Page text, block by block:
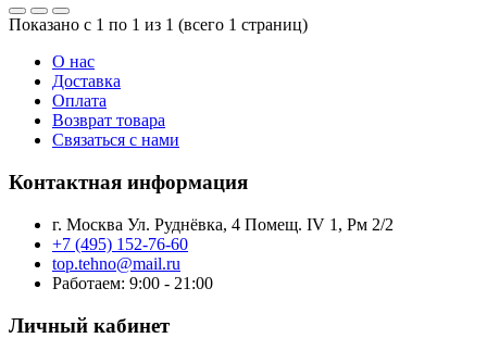
Показано с 1 по 1 из 1 (всего 1 страниц)
О нас
Доставка
Оплата
Возврат товара
Связаться с нами
Контактная информация
г. Москва Ул. Руднёвка, 4 Помещ. IV 1, Рм 2/2
+7 (495) 152-76-60
top.tehno@mail.ru
Работаем: 9:00 - 21:00
Личный кабинет